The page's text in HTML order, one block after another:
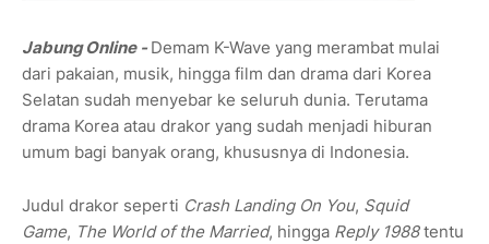
Jabung Online - Demam K-Wave yang merambat mulai
dari pakaian, musik, hingga film dan drama dari Korea
Selatan sudah menyebar ke seluruh dunia. Terutama
drama Korea atau drakor yang sudah menjadi hiburan
umum bagi banyak orang, khususnya di Indonesia.
Judul drakor seperti Crash Landing On You, Squid
Game, The World of the Married, hingga Reply 1988tentu